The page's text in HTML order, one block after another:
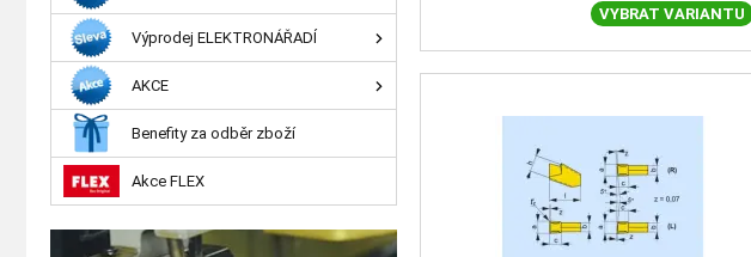
VYBRAT VARIANTU
Výprodej ELEKTRONÁŘADÍ
AKCE
Benefity za odběr zboží
Akce FLEX